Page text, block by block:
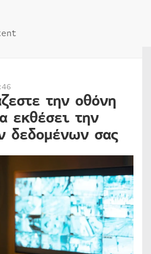
την οθόνη
εκθέσει την
δεδομένων σας